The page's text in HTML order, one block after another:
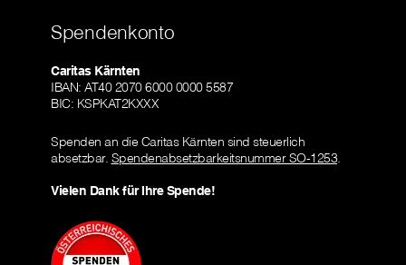
Spendenkonto
Caritas Kärnten
IBAN: AT40 2070 6000 0000 5587
BIC: KSPKAT2KXXX
Spenden an die Caritas Kärnten sind steuerlich
absetzbar. Spendenabsetzbarkeitsnummer SO-1253.
Vielen Dank für Ihre Spende!